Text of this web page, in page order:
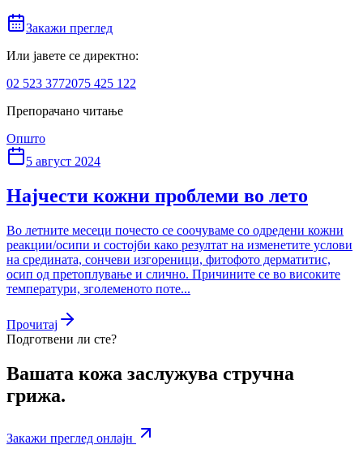
Закажи преглед
Или јавете се директно:
02 523 3772075 425 122
Препорачано читање
Општо
5 август 2024
Најчести кожни проблеми во лето
Во летните месеци почесто се соочуваме со одредени кожни
реакции/осипи и состојби како резултат на изменетите услови
на средината, сончеви изгореници, фитофото дерматитис,
осип од претоплување и слично. Причините се во високите
температури, зголеменото поте...
Прочитај
Подготвени ли сте?
Вашата кожа заслужува стручна
грижа.
Закажи преглед онлајн